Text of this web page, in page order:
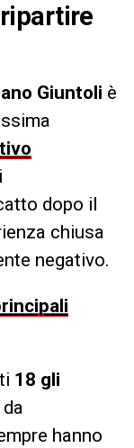
Giuntoli è
dopo il
chiusa
negativo.
18 gli
hanno